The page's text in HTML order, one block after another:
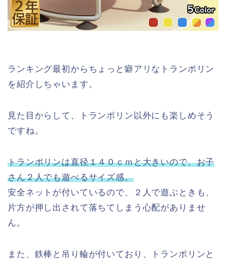
ランキング最初からちょっと癖アリなトランポリン
を紹介しちゃいます。
見た目からして、トランポリン以外にも楽しめそう
ですね。
トランポリンは直径１４０ｃｍと大きいので、お子
さん２人でも遊べるサイズ感。
安全ネットが付いているので、２人で遊ぶときも、
片方が押し出されて落ちてしまう心配がありませ
ん。
また、鉄棒と吊り輪が付いており、トランポリンと